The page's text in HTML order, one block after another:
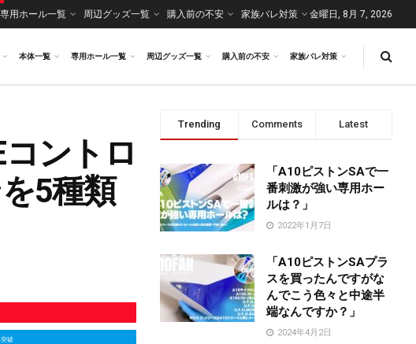
専用ホール一覧 周辺グッズ一覧 購入前の不安 家族バレ対策 金曜日, 8月 7, 2026
本体一覧 専用ホール一覧 周辺グッズ一覧 購入前の不安 家族バレ対策
コントロ
5種類
破
Trending Comments Latest
「A10ピストンSAで一
番刺激が強い専用ホー
ルは？」
2022年1月7日
「A10ピストンSAプラ
スを買ったんですがな
んでこう色々と中途半
端なんですか？」
2024年4月2日